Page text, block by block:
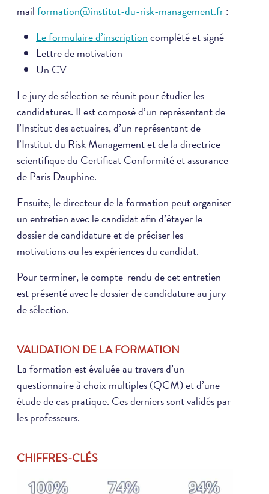
mailformation@institut-du-risk-management.fr:
Le formulaire d’inscriptioncomplété et signé
Lettre de motivation
Un CV
Le jury de sélection se réunit pour étudier les
candidatures. Il est composé d’un représentant de
l’Institut des actuaires, d’un représentant de
l’Institut du Risk Management et de la directrice
scientifique du Certificat Conformité et assurance
de Paris Dauphine.
Ensuite, le directeur de la formation peut organiser
un entretien avec le candidat afin d’étayer le
dossier de candidature et de préciser les
motivations ou les expériences du candidat.
Pour terminer, le compte-rendu de cet entretien
est présenté avec le dossier de candidature au jury
de sélection.
VALIDATION DE LA FORMATION
La formation est évaluée au travers d’un
questionnaire à choix multiples (QCM) et d’une
étude de cas pratique. Ces derniers sont validés par
les professeurs.
CHIFFRES-CLÉS